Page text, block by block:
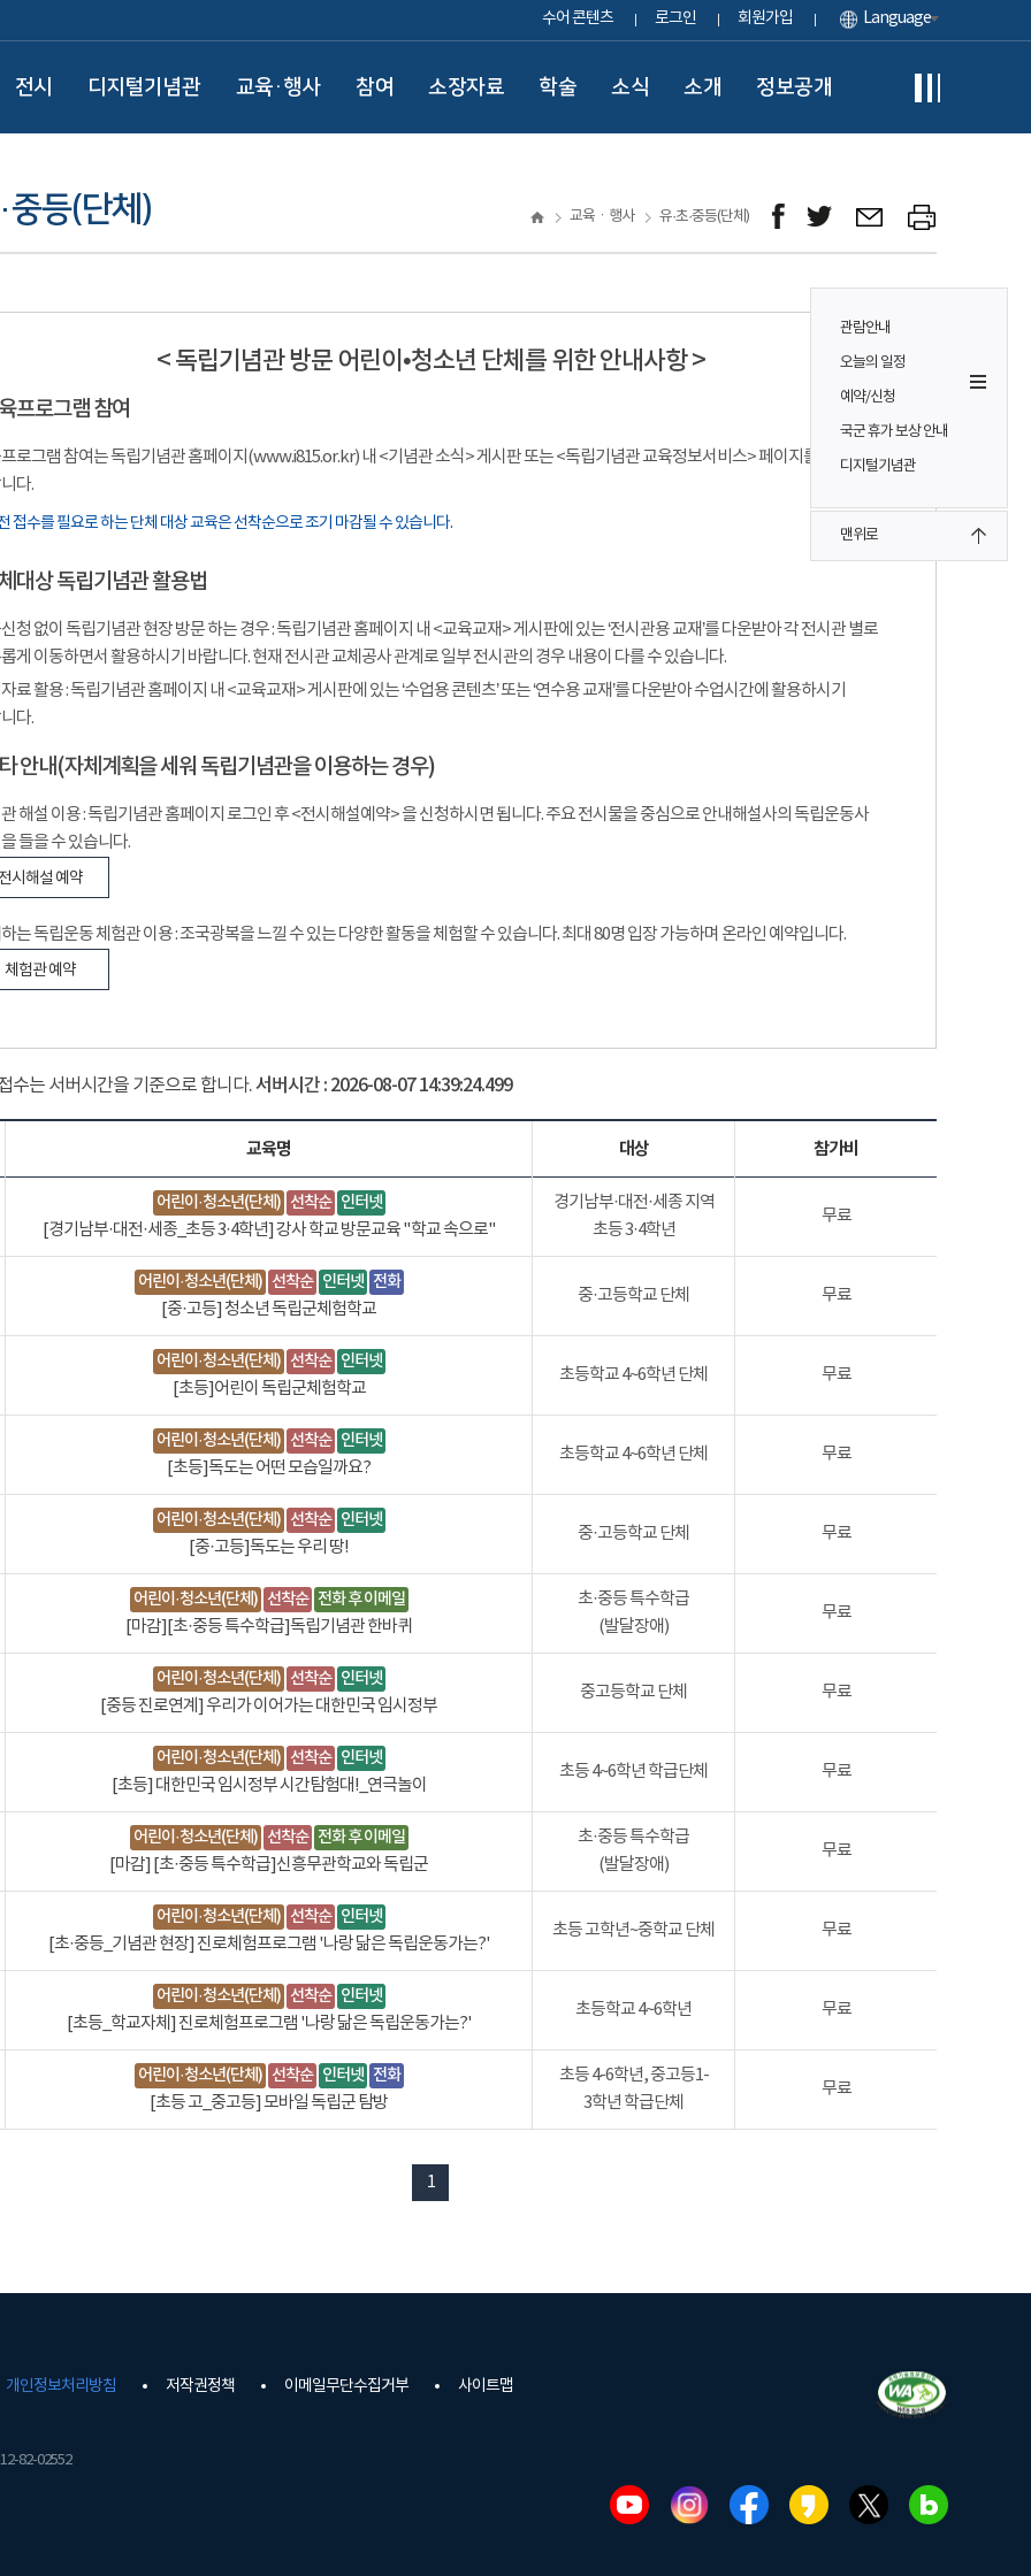
수어 콘텐츠 로그인 회원가입 Language
전시 디지털기념관 교육·행사 참여 소장자료 학술 소식 소개 정보공개
관람안내
오늘의 일정
예약/신청
국군 휴가 보상 안내
디지털기념관
맨위로
중등(단체) 교육ㆍ행사 유·초·중등(단체)
< 독립기념관 방문 어린이•청소년 단체를 위한 안내사항 >
프로그램 참여
로그램 참여는 독립기념관 홈페이지(www.i815.or.kr) 내 <기념관 소식> 게시판 또는 <독립기념관 교육정보서비스> 페이지를 참고하시기
다.
접수를 필요로 하는 단체 대상 교육은 선착순으로 조기 마감될 수 있습니다.
대상 독립기념관 활용법
청 없이 독립기념관 현장 방문 하는 경우 : 독립기념관 홈페이지 내 <교육교재> 게시판에 있는 ‘전시관용 교재’를 다운받아 각 전시관 별로
게 이동하면서 활용하시기 바랍니다. 현재 전시관 교체공사 관계로 일부 전시관의 경우 내용이 다를 수 있습니다.
료 활용 : 독립기념관 홈페이지 내 <교육교재> 게시판에 있는 ‘수업용 콘텐츠’ 또는 ‘연수용 교재’를 다운받아 수업시간에 활용하시기
다.
안내(자체계획을 세워 독립기념관을 이용하는 경우)
해설 이용 : 독립기념관 홈페이지 로그인 후 <전시해설예약> 을 신청하시면 됩니다. 주요 전시물을 중심으로 안내해설사의 독립운동사
들을 수 있습니다.
시해설 예약
는 독립운동 체험관 이용 : 조국광복을 느낄 수 있는 다양한 활동을 체험할 수 있습니다. 최대 80명 입장 가능하며 온라인 예약입니다.
체험관 예약
수는 서버시간을 기준으로 합니다.서버시간 : 2026-08-07 14:39:25.548
교육명 대상 참가비
어린이·청소년(단체) 선착순 인터넷
[경기남부·대전·세종_초등 3·4학년] 강사 학교 방문교육 "학교 속으로"
경기남부·대전·세종 지역
초등 3·4학년
무료
어린이·청소년(단체) 선착순 인터넷 전화
[중·고등] 청소년 독립군체험학교
중·고등학교 단체 무료
어린이·청소년(단체) 선착순 인터넷
[초등]어린이 독립군체험학교
초등학교 4~6학년 단체 무료
어린이·청소년(단체) 선착순 인터넷
[초등]독도는 어떤 모습일까요?
초등학교 4~6학년 단체 무료
어린이·청소년(단체) 선착순 인터넷
[중·고등]독도는 우리 땅!
중·고등학교 단체 무료
어린이·청소년(단체) 선착순 전화 후 이메일
[마감][초·중등 특수학급]독립기념관 한바퀴
초·중등 특수학급
(발달장애)
무료
어린이·청소년(단체) 선착순 인터넷
[중등 진로연계] 우리가 이어가는 대한민국 임시정부
중고등학교 단체 무료
어린이·청소년(단체) 선착순 인터넷
[초등] 대한민국 임시정부 시간탐험대!_연극놀이
초등 4~6학년 학급단체 무료
어린이·청소년(단체) 선착순 전화 후 이메일
[마감] [초·중등 특수학급]신흥무관학교와 독립군
초·중등 특수학급
(발달장애)
무료
어린이·청소년(단체) 선착순 인터넷
[초·중등_기념관 현장] 진로체험프로그램 '나랑 닮은 독립운동가는?'
초등 고학년~중학교 단체 무료
어린이·청소년(단체) 선착순 인터넷
[초등_학교자체] 진로체험프로그램 '나랑 닮은 독립운동가는?'
초등학교 4~6학년 무료
어린이·청소년(단체) 선착순 인터넷 전화
[초등 고_중고등] 모바일 독립군 탐방
초등 4-6학년, 중고등1-
3학년 학급단체
무료
1
개인정보처리방침 저작권정책 이메일무단수집거부 사이트맵
82-02552